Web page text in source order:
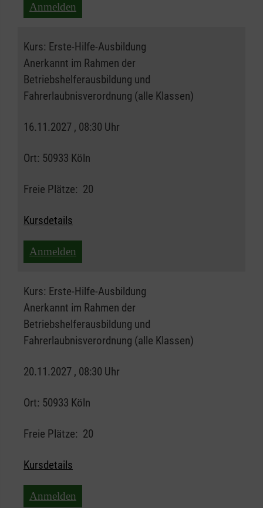
Anmelden
Kurs: Erste-Hilfe-Ausbildung
Anerkannt im Rahmen der
Betriebshelferausbildung und
Fahrerlaubnisverordnung (alle Klassen)
16.11.2027 , 08:30 Uhr
Ort: 50933 Köln
Freie Plätze: 20
Kursdetails
Anmelden
Kurs: Erste-Hilfe-Ausbildung
Anerkannt im Rahmen der
Betriebshelferausbildung und
Fahrerlaubnisverordnung (alle Klassen)
20.11.2027 , 08:30 Uhr
Ort: 50933 Köln
Freie Plätze: 20
Kursdetails
Anmelden